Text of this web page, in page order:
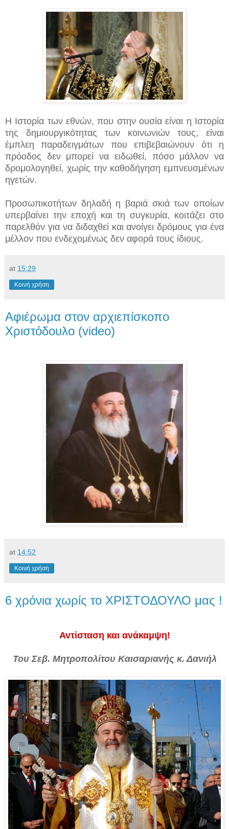
Η Ιστορία των εθνών, που στην ουσία είναι η Ιστορία
της δημιουργικότητας των κοινωνιών τους, είναι
έμπλεη παραδειγμάτων που επιβεβαιώνουν ότι η
πρόοδος δεν μπορεί να ειδωθεί, πόσο μάλλον να
δρομολογηθεί, χωρίς την καθοδήγηση εμπνευσμένων
ηγετών.
Προσωπικοτήτων δηλαδή η βαριά σκιά των οποίων
υπερβαίνει την εποχή και τη συγκυρία, κοιτάζει στο
παρελθόν για να διδαχθεί και ανοίγει δρόμους για ένα
μέλλον που ενδεχομένως δεν αφορά τους ίδιους.
at 15:29
Κοινή χρήση
Αφιέρωμα στον αρχιεπίσκοπο
Χριστόδουλο (video)
at 14:52
Κοινή χρήση
6 χρόνια χωρίς το ΧΡΙΣΤΟΔΟΥΛΟ μας !
Αντίσταση και ανάκαμψη!
Του Σεβ. Μητροπολίτου Καισαριανής κ. Δανιήλ